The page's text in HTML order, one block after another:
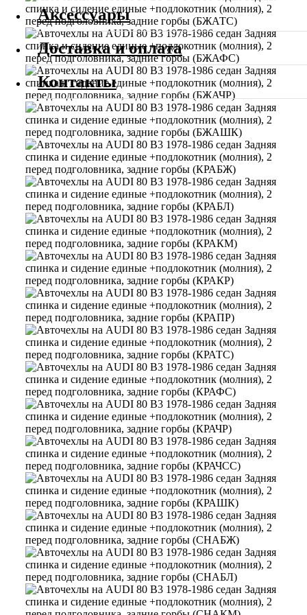
Аксессуары
Доставка и оплата
Контакты